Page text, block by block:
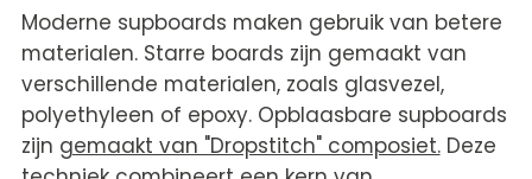
Moderne supboards maken gebruik van betere
materialen. Starre boards zijn gemaakt van
verschillende materialen, zoals glasvezel,
polyethyleen of epoxy. Opblaasbare supboards
zijn gemaakt van "Dropstitch" composiet.Deze